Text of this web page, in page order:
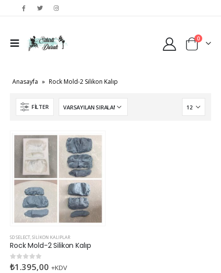
0
Anasayfa » Rock Mold-2 Silikon Kalıp
FILTER
SD SELECT,SILIKON KALIPLAR
Rock Mold-2 Silikon Kalıp
05 üzerinden
₺1.395,00 +KDV